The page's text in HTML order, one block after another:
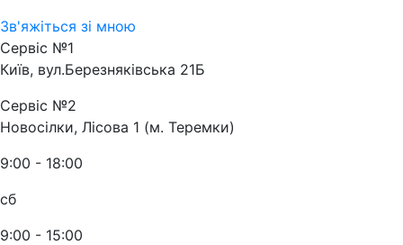
Зв'яжіться зі мною
Сервіс №1
Київ, вул.Березняківська 21Б
Сервіс №2
Новосілки, Лісова 1 (м. Теремки)
9:00 - 18:00
сб
9:00 - 15:00